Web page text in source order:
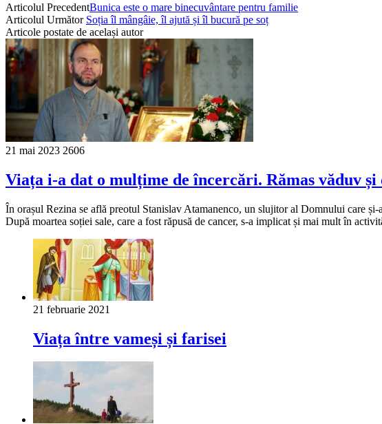
Articolul PrecedentBunica este o mare binecuvântare pentru familie
Articolul Următor Soția îl mângâie, îl ajută și îl bucură pe soț
Articole postate de același autor
21 mai 2023 2606
Viața i-a dat o mulțime de încercări. Rămas văduv
În orașul Rezina se află preotul Stanislav Atamanenco, un slujitor al Domnului care
După moartea soției sale, care a fost răpusă de cancer, s-a implicat și mai mult în
21 februarie 2021
Viața între vameși și farisei